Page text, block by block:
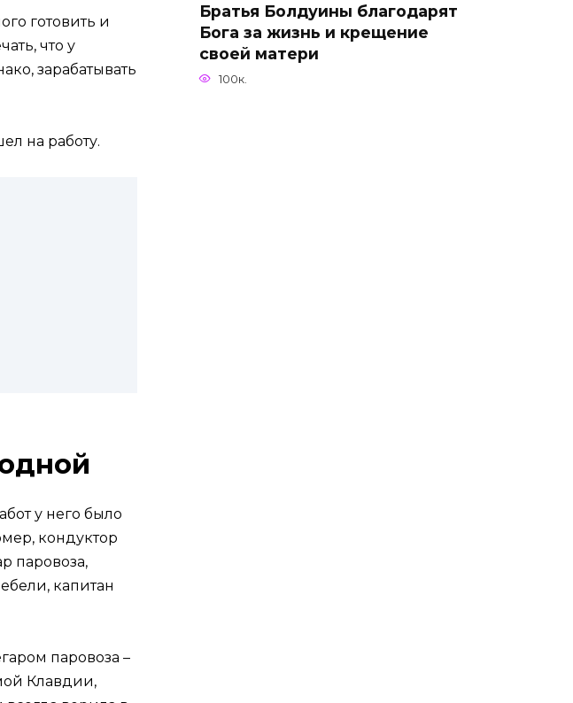
готовить и
что у
зарабатывать
на работу.
у него было
кондуктор
паровоза,
капитан
паровоза –
Клавдии,
Братья Болдуины благодарят
Бога за жизнь и крещение
своей матери
100к.